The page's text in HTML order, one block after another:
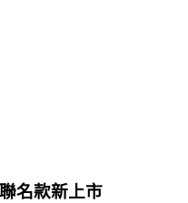
名款新上市